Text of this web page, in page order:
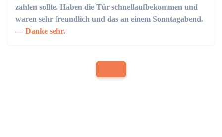
zahlen sollte. Haben die Tür schnellaufbekommen und
waren sehr freundlich und das an einem Sonntagabend.
Danke sehr.